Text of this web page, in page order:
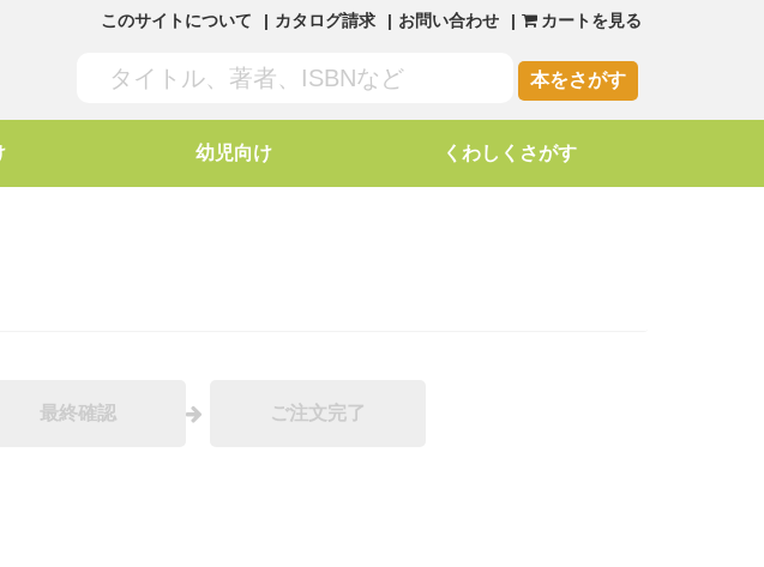
このサイトについて カタログ請求 お問い合わせ カートを見る
本をさがす
幼児向け くわしくさがす
最終確認 ご注文完了